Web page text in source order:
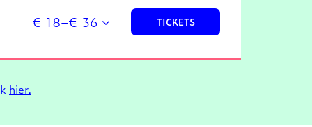
€ 18–€ 36 TICKETS
hier.